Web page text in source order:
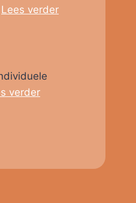
Lees verder
verder